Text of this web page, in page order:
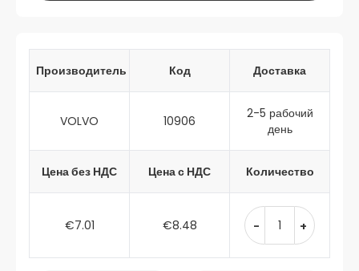
Производитель Код Доставка
VOLVO 10906
2-5 рабочий
день
Цена без НДС Цена с НДС Количество
€7.01 €8.48 - +